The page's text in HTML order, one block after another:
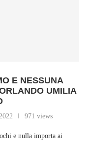
E NESSUNA
UMILIA
971 views
e nulla importa ai